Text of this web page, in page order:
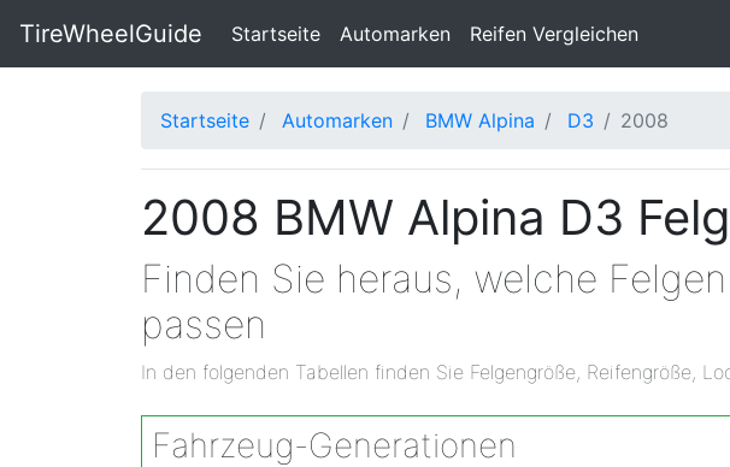
TireWheelGuide Startseite(current)
Automarken Reifen Vergleichen
Startseite Automarken BMW Alpina D3 2008
2008 BMW Alpina D3
Finden Sie heraus, welche
passen
In den folgenden Tabellen finden Sie Felgengröße, Reifengröße,
Fahrzeug-Generationen